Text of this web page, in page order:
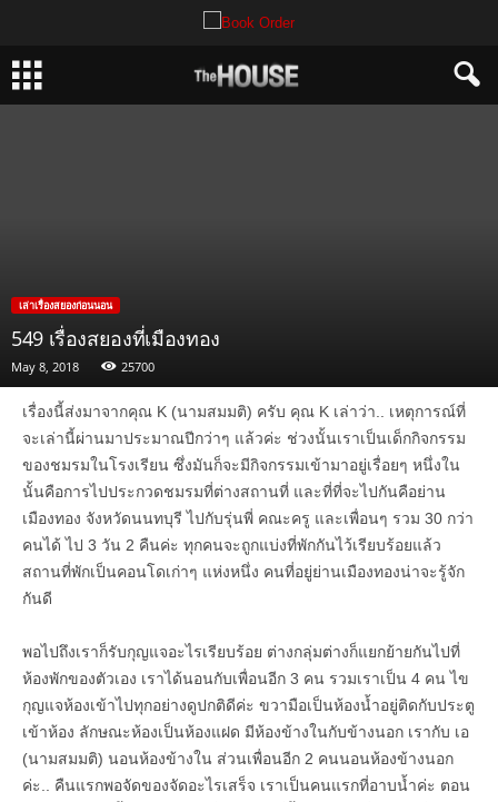
เล่าเรื่องสยองก่อนนอน
549 เรื่องสยองที่เมืองทอง
May 8, 2018 25700
เรื่องนี้ส่งมาจากคุณ K (นามสมมติ) ครับ คุณ K เล่าว่า.. เหตุการณ์ที่
จะเล่านี้ผ่านมาประมาณปีกว่าๆ แล้วค่ะ ช่วงนั้นเราเป็นเด็กกิจกรรม
ของชมรมในโรงเรียน ซึ่งมันก็จะมีกิจกรรมเข้ามาอยู่เรื่อยๆ หนึ่งใน
นั้นคือการไปประกวดชมรมที่ต่างสถานที่ และที่ที่จะไปกันคือย่าน
เมืองทอง จังหวัดนนทบุรี ไปกับรุ่นพี่ คณะครู และเพื่อนๆ รวม 30 กว่า
คนได้ ไป 3 วัน 2 คืนค่ะ ทุกคนจะถูกแบ่งที่พักกันไว้เรียบร้อยแล้ว
สถานที่พักเป็นคอนโดเก่าๆ แห่งหนึ่ง คนที่อยู่ย่านเมืองทองน่าจะรู้จัก
กันดี
พอไปถึงเราก็รับกุญแจอะไรเรียบร้อย ต่างกลุ่มต่างก็แยกย้ายกันไปที่
ห้องพักของตัวเอง เราได้นอนกับเพื่อนอีก 3 คน รวมเราเป็น 4 คน ไข
กุญแจห้องเข้าไปทุกอย่างดูปกติดีค่ะ ขวามือเป็นห้องน้ำอยู่ติดกับประตู
เข้าห้อง ลักษณะห้องเป็นห้องแฝด มีห้องข้างในกับข้างนอก เรากับ เอ
(นามสมมติ) นอนห้องข้างใน ส่วนเพื่อนอีก 2 คนนอนห้องข้างนอก
ค่ะ.. คืนแรกพอจัดของจัดอะไรเสร็จ เราเป็นคนแรกที่อาบน้ำค่ะ ตอน